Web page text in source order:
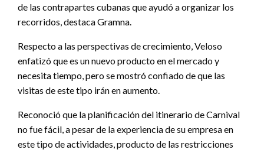
de las contrapartes cubanas que ayudó a organizar los
recorridos, destaca Gramna.
Respecto a las perspectivas de crecimiento, Veloso
enfatizó que es un nuevo producto en el mercado y
necesita tiempo, pero se mostró confiado de que las
visitas de este tipo irán en aumento.
Reconoció que la planificación del itinerario de Carnival
no fue fácil, a pesar de la experiencia de su empresa en
este tipo de actividades, producto de las restricciones